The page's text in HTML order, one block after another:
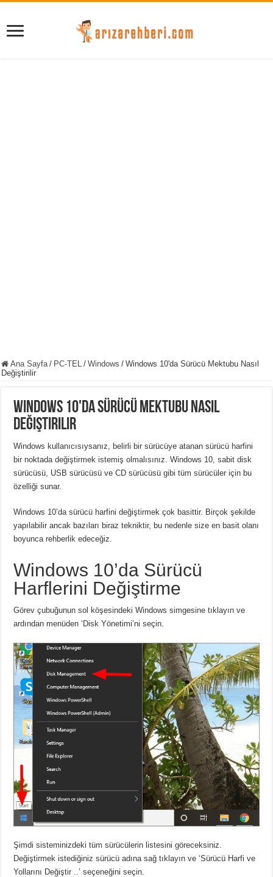
Ana Sayfa / PC-TEL / Windows / Windows 10'da Sürücü Mektubu Nasıl
Değiştirilir
Windows 10'da Sürücü Mektubu Nasıl
Değiştirilir
Windows kullanıcısıysanız, belirli bir sürücüye atanan sürücü harfini
bir noktada değiştirmek istemiş olmalısınız. Windows 10, sabit disk
sürücüsü, USB sürücüsü ve CD sürücüsü gibi tüm sürücüler için bu
özelliği sunar.
Windows 10’da sürücü harfini değiştirmek çok basittir. Birçok şekilde
yapılabilir ancak bazıları biraz tekniktir, bu nedenle size en basit olanı
boyunca rehberlik edeceğiz.
Windows 10’da Sürücü
Harflerini Değiştirme
Görev çubuğunun sol köşesindeki Windows simgesine tıklayın ve
ardından menüden ‘Disk Yönetimi’ni seçin.
Şimdi sisteminizdeki tüm sürücülerin listesini göreceksiniz.
Değiştirmek istediğiniz sürücü adına sağ tıklayın ve ‘Sürücü Harfi ve
Yollarını Değiştir ..’ seçeneğini seçin.